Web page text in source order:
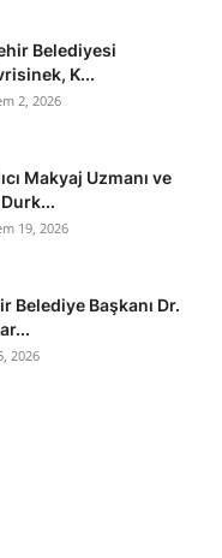
Belediyesi
K...
2, 2026
Makyaj Uzmanı ve
19, 2026
Belediye Başkanı Dr.
2026